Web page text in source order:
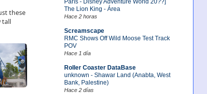
The Lion King - Área
Hace 2 horas
Screamscape
RMC Shows Off Wild Moose Test Track
POV
Hace 1 día
Roller Coaster DataBase
unknown - Shawar Land (Anabta, West
Bank, Palestine)
Hace 2 días